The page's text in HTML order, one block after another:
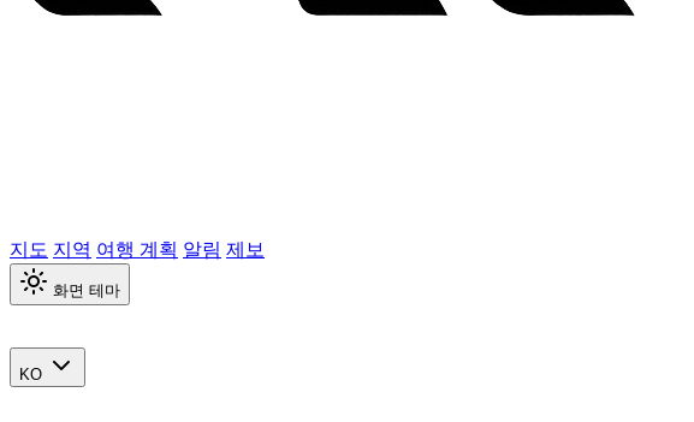
지도 지역 여행 계획 알림 제보
화면 테마
KO